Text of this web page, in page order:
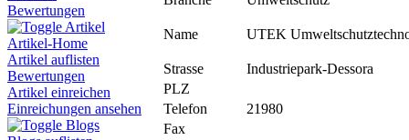
Bewertungen
Artikel
Artikel-Home
Artikel auflisten
Bewertungen
Artikel einreichen
Einreichungen ansehen
Blogs
Name UTEK
Strasse
Industriepark-Dessora
PLZ
Telefon
21980
Fax